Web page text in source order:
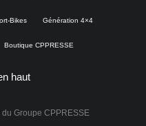
Bikes Génération 4×4
Boutique CPPRESSE
haut
du Groupe CPPRESSE